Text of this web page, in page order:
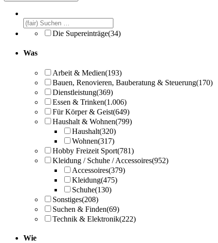
Die Supereinträge(34)
Was
Arbeit & Medien(193)
Bauen, Renovieren, Bauberatung & Steuerung(170)
Dienstleistung(369)
Essen & Trinken(1.006)
Für Körper & Geist(649)
Haushalt & Wohnen(799)
Haushalt(320)
Wohnen(317)
Hobby Freizeit Sport(781)
Kleidung / Schuhe / Accessoires(952)
Accessoires(379)
Kleidung(475)
Schuhe(130)
Sonstiges(208)
Suchen & Finden(69)
Technik & Elektronik(222)
Wie